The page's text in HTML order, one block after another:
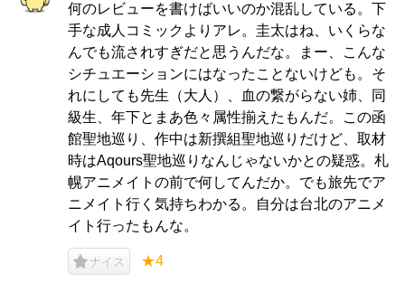
何のレビューを書けばいいのか混乱している。下
手な成人コミックよりアレ。圭太はね、いくらな
んでも流されすぎだと思うんだな。まー、こんな
シチュエーションにはなったことないけども。そ
れにしても先生（大人）、血の繋がらない姉、同
級生、年下とまあ色々属性揃えたもんだ。この函
館聖地巡り、作中は新撰組聖地巡りだけど、取材
時はAqours聖地巡りなんじゃないかとの疑惑。札
幌アニメイトの前で何してんだか。でも旅先でア
ニメイト行く気持ちわかる。自分は台北のアニメ
イト行ったもんな。
ナイス ★4